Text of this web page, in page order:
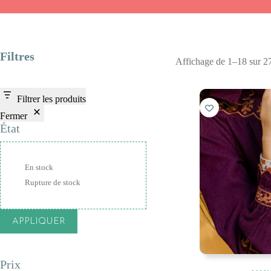
Affichage de 1–18 sur
Filtres
Filtrer les produits
Fermer
État
ÉtatEn stock
Rupture de stock
APPLIQUER
Prix